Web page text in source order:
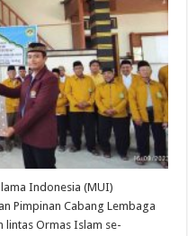
Indonesia (MUI)
Pimpinan Cabang Lembaga
lintas Ormas Islam se-